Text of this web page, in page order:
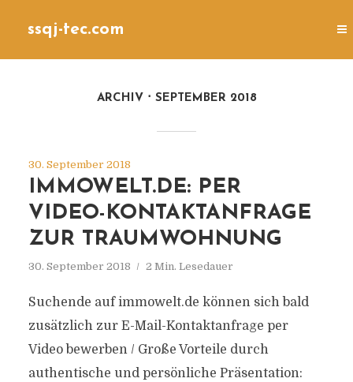
ssqj-tec.com
ARCHIV SEPTEMBER 2018
30. September 2018
IMMOWELT.DE: PER
VIDEO-KONTAKTANFRAGE
ZUR TRAUMWOHNUNG
30. September 2018 2 Min. Lesedauer
Suchende auf immowelt.de können sich bald
zusätzlich zur E-Mail-Kontaktanfrage per
Video bewerben / Große Vorteile durch
authentische und persönliche Präsentation: